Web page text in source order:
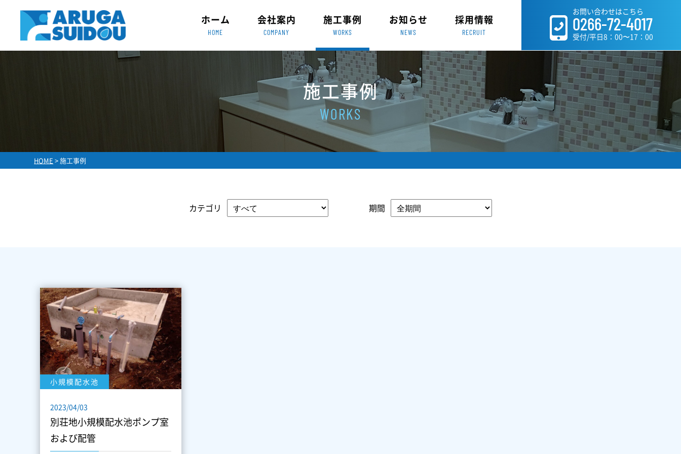
ホーム
HOME
会社案内
COMPANY
施工事例
WORKS
お知らせ
NEWS
採用情報
RECRUIT
お問い合わせはこちら
0266-72-4017
受付/平日8：00〜17：00
施工事例
WORKS
HOME > 施工事例
カテゴリ 期間
小規模配水池
2023/04/03
別荘地小規模配水池ポンプ室
および配管